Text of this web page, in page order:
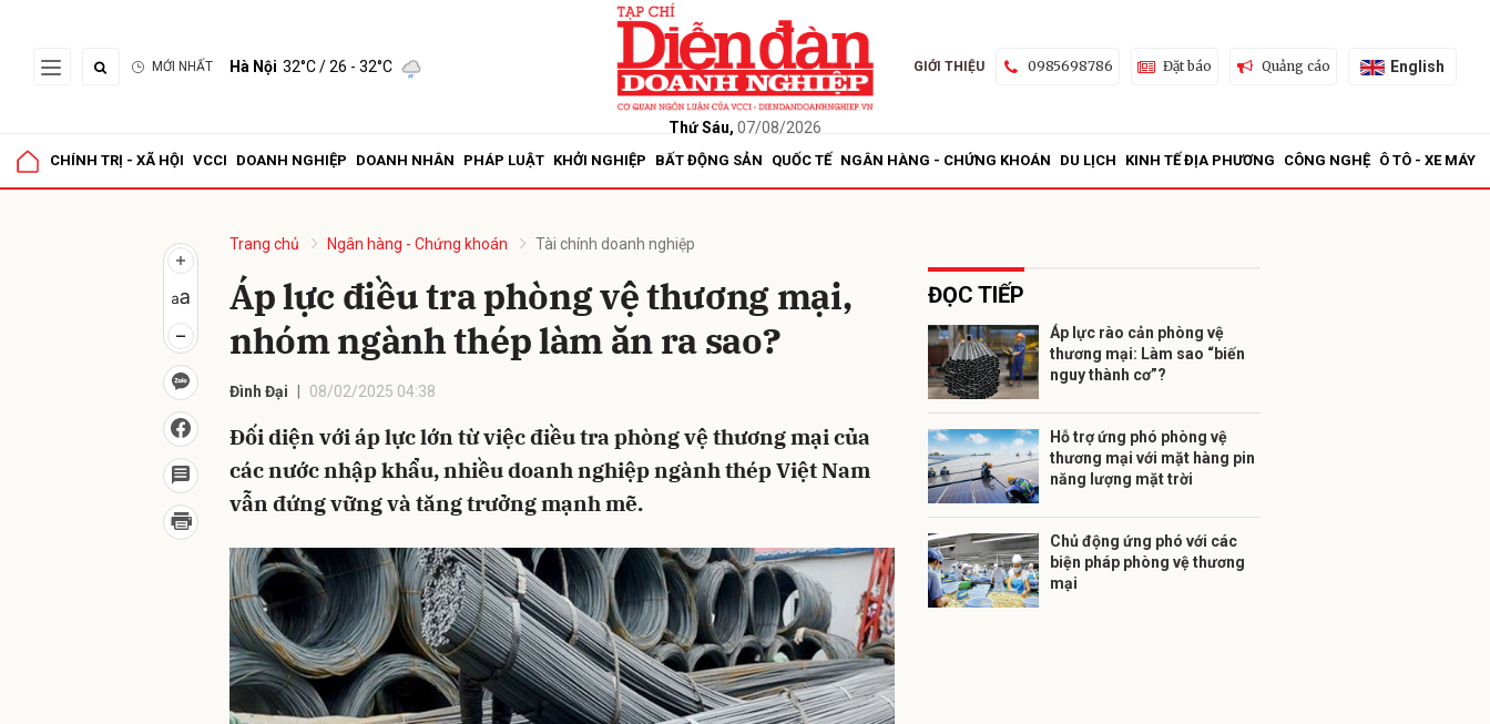
MỚI NHẤT Hà Nội 32°C/ 26 - 32°C
Thứ Sáu, 07/08/2026
GIỚI THIỆU 0985698786 Đặt báo Quảng cáo English
CHÍNH TRỊ - XÃ HỘI VCCI DOANH NGHIỆP DOANH NHÂN PHÁP LUẬT KHỞI NGHIỆP BẤT ĐỘNG SẢN QUỐC TẾ NGÂN HÀNG - CHỨNG KHOÁN DU LỊCH KINH TẾ ĐỊA PHƯƠNG CÔNG NGHỆ Ô TÔ - XE MÁY
Trang chủ Ngân hàng - Chứng khoán Tài chính doanh nghiệp
Áp lực điều tra phòng vệ thương mại,
nhóm ngành thép làm ăn ra sao?
Đình Đại 08/02/2025 04:38
Đối diện với áp lực lớn từ việc điều tra phòng vệ thương mại của
các nước nhập khẩu, nhiều doanh nghiệp ngành thép Việt Nam
vẫn đứng vững và tăng trưởng mạnh mẽ.
ĐỌC TIẾP
Áp lực rào cản phòng vệ
thương mại: Làm sao “biến
nguy thành cơ”?
Hỗ trợ ứng phó phòng vệ
thương mại với mặt hàng pin
năng lượng mặt trời
Chủ động ứng phó với các
biện pháp phòng vệ thương
mại
Gửi